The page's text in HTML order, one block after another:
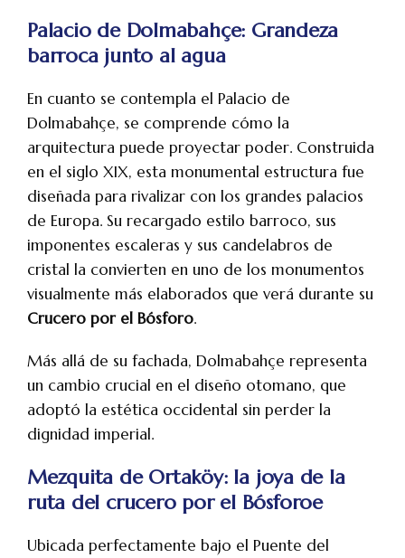
Palacio de Dolmabahçe: Grandeza
barroca junto al agua
En cuanto se contempla el Palacio de
Dolmabahçe, se comprende cómo la
arquitectura puede proyectar poder. Construida
en el siglo XIX, esta monumental estructura fue
diseñada para rivalizar con los grandes palacios
de Europa. Su recargado estilo barroco, sus
imponentes escaleras y sus candelabros de
cristal la convierten en uno de los monumentos
visualmente más elaborados que verá durante su
Crucero por el Bósforo.
Más allá de su fachada, Dolmabahçe representa
un cambio crucial en el diseño otomano, que
adoptó la estética occidental sin perder la
dignidad imperial.
Mezquita de Ortaköy: la joya de la
ruta del crucero por el Bósforoe
Ubicada perfectamente bajo el Puente del